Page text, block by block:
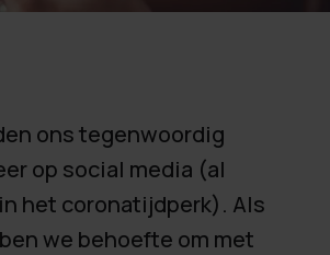
ons tegenwoordig
op social media (al
het coronatijdperk). Als
we behoefte om met